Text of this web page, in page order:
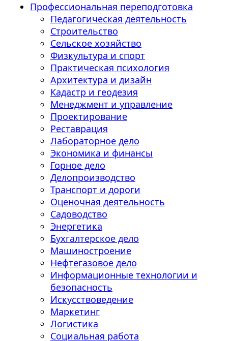
Профессиональная переподготовка
Педагогическая деятельность
Строительство
Сельское хозяйство
Физкультура и спорт
Практическая психология
Архитектура и дизайн
Кадастр и геодезия
Менеджмент и управление
Проектирование
Реставрация
Лабораторное дело
Экономика и финансы
Горное дело
Делопроизводство
Транспорт и дороги
Оценочная деятельность
Садоводство
Энергетика
Бухгалтерское дело
Машиностроение
Нефтегазовое дело
Информационные технологии и
безопасность
Искусствоведение
Маркетинг
Логистика
Социальная работа